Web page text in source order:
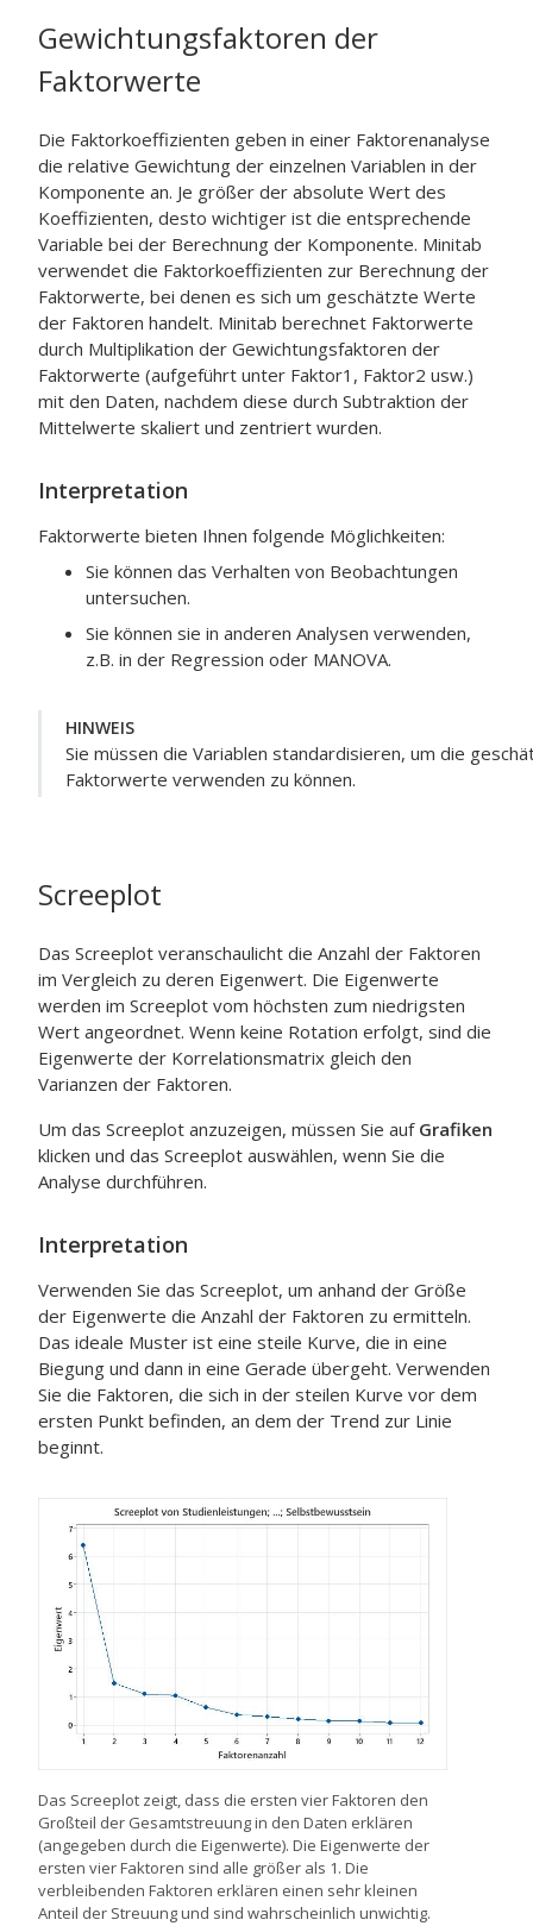
Gewichtungsfaktoren der
Faktorwerte
Die Faktorkoeffizienten geben in einer Faktorenanalyse
die relative Gewichtung der einzelnen Variablen in der
Komponente an. Je größer der absolute Wert des
Koeffizienten, desto wichtiger ist die entsprechende
Variable bei der Berechnung der Komponente. Minitab
verwendet die Faktorkoeffizienten zur Berechnung der
Faktorwerte, bei denen es sich um geschätzte Werte
der Faktoren handelt. Minitab berechnet Faktorwerte
durch Multiplikation der Gewichtungsfaktoren der
Faktorwerte (aufgeführt unter Faktor1, Faktor2 usw.)
mit den Daten, nachdem diese durch Subtraktion der
Mittelwerte skaliert und zentriert wurden.
Interpretation
Faktorwerte bieten Ihnen folgende Möglichkeiten:
Sie können das Verhalten von Beobachtungen
untersuchen.
Sie können sie in anderen Analysen verwenden,
z.B. in der Regression oder MANOVA.
HINWEIS
Sie müssen die Variablen standardisieren, um die
Faktorwerte verwenden zu können.
Screeplot
Das Screeplot veranschaulicht die Anzahl der Faktoren
im Vergleich zu deren Eigenwert. Die Eigenwerte
werden im Screeplot vom höchsten zum niedrigsten
Wert angeordnet. Wenn keine Rotation erfolgt, sind die
Eigenwerte der Korrelationsmatrix gleich den
Varianzen der Faktoren.
Um das Screeplot anzuzeigen, müssen Sie auf Grafiken
klicken und das Screeplot auswählen, wenn Sie die
Analyse durchführen.
Interpretation
Verwenden Sie das Screeplot, um anhand der Größe
der Eigenwerte die Anzahl der Faktoren zu ermitteln.
Das ideale Muster ist eine steile Kurve, die in eine
Biegung und dann in eine Gerade übergeht. Verwenden
Sie die Faktoren, die sich in der steilen Kurve vor dem
ersten Punkt befinden, an dem der Trend zur Linie
beginnt.
Das Screeplot zeigt, dass die ersten vier Faktoren den
Großteil der Gesamtstreuung in den Daten erklären
(angegeben durch die Eigenwerte). Die Eigenwerte der
ersten vier Faktoren sind alle größer als 1. Die
verbleibenden Faktoren erklären einen sehr kleinen
Anteil der Streuung und sind wahrscheinlich unwichtig.